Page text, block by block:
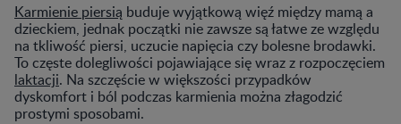
Karmienie piersią buduje wyjątkową więź między mamą a
dzieckiem, jednak początki nie zawsze są łatwe ze względu
na tkliwość piersi, uczucie napięcia czy bolesne brodawki.
To częste dolegliwości pojawiające się wraz z rozpoczęciem
laktacji. Na szczęście w większości przypadków
dyskomfort i ból podczas karmienia można złagodzić
prostymi sposobami.